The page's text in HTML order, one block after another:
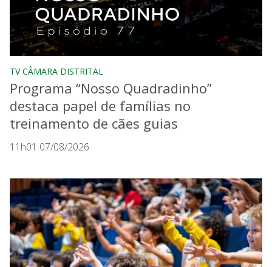
TV CÂMARA DISTRITAL
Programa “Nosso Quadradinho”
destaca papel de famílias no
treinamento de cães guias
11h01 07/08/2026